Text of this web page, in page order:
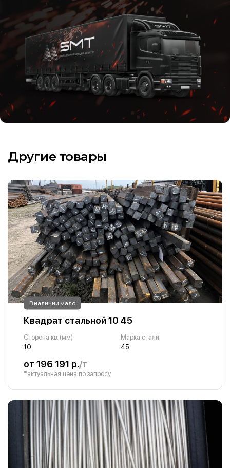
Другие товары
В наличии мало
Квадрат стальной 10 45
Сторона кв. (мм)
10
Марка стали
45
от 196 191 р./т
*актуальная цена по запросу